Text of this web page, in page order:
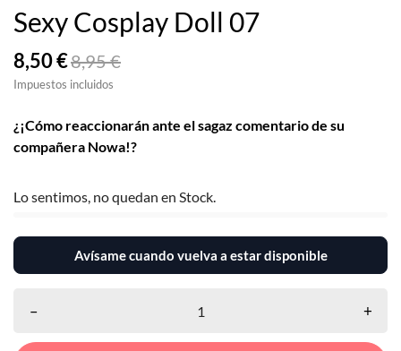
Sexy Cosplay Doll 07
8,50 €8,95 €
Impuestos incluidos
¿¡Cómo reaccionarán ante el sagaz comentario de su
compañera Nowa!?
Lo sentimos, no quedan en Stock.
Avísame cuando vuelva a estar disponible
– +